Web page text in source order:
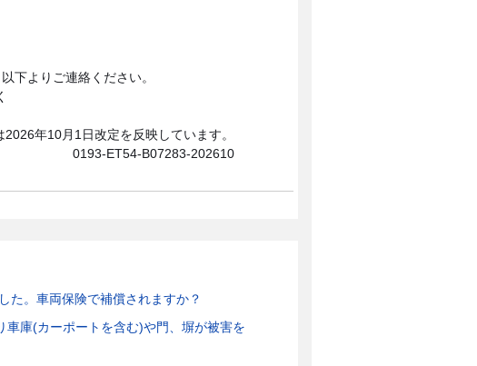
下よりご連絡ください。
年10月1日改定を反映しています。
0193-ET54-B07283-202610
た。車両保険で補償されますか？
車庫(カーポートを含む)や門、塀が被害を